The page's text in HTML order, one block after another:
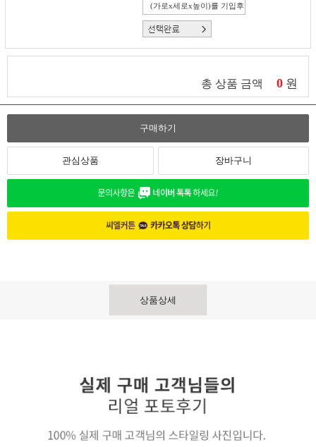
총 상품 금액 0 원
구매하기
관심상품 장바구니
상품상세